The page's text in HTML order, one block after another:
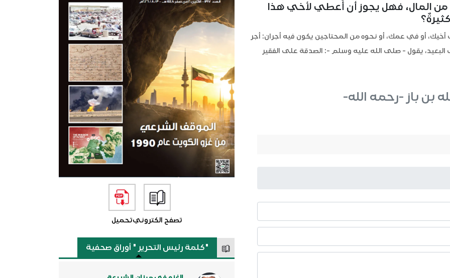
من المال، فهل يجوز أن أُعطي لأخي هذا
أو في عمك، أو نحوه من المحتاجين يكون فيه أجران: أجر
يقول - صلى الله عليه وسلم -: الصدقة على الفقير
بن باز -رحمه الله-
تصفح الكترونيتحميل
"كلمة رئيس التحرير " أوراق صحفية